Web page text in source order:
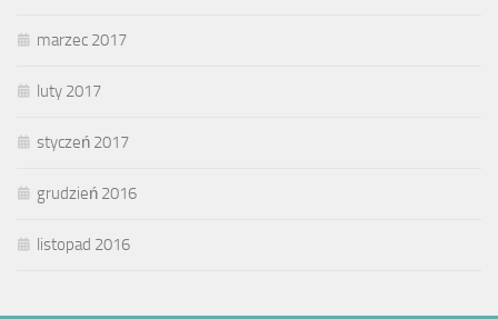
marzec 2017
luty 2017
styczeń 2017
grudzień 2016
listopad 2016